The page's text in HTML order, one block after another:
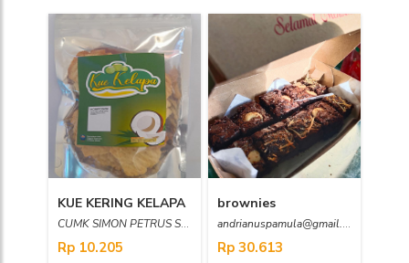
KUE KERING KELAPA
CUMK SIMON PETRUS SUMULE
Rp 10.205
brownies
andrianuspamula@gmail.com
Rp 30.613